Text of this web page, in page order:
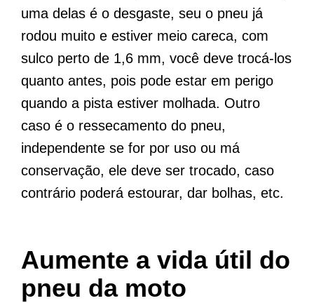
uma delas é o desgaste, seu o pneu já
rodou muito e estiver meio careca, com
sulco perto de 1,6 mm, você deve trocá-los
quanto antes, pois pode estar em perigo
quando a pista estiver molhada. Outro
caso é o ressecamento do pneu,
independente se for por uso ou má
conservação, ele deve ser trocado, caso
contrário poderá estourar, dar bolhas, etc.
Aumente a vida útil do
pneu da moto